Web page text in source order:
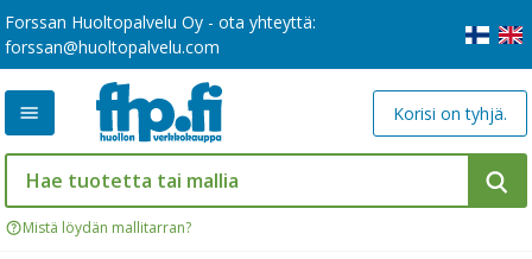
Forssan Huoltopalvelu Oy - ota yhteyttä:
forssan@huoltopalvelu.com
Mistä löydän mallitarran?
Korisi on tyhjä.